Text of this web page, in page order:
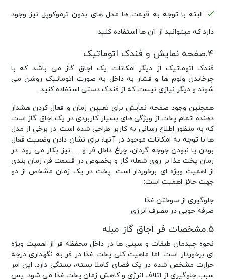
البته با توجه به قیمت ها مدل های بدون ترموکوپل نیز وجود
دارد که میتوانید از آن ها استفاده کنید.
۴.صفحه نمایش و فندک اتوماتیک
فندک اتوماتیک از دیگر امکانات یک اجاق گاز می باشد که با
چرخاندن ولوم ها و فشار به داخل به صورت اتوماتیک روشن می
شوند و دیگر نیازی نیست که از فندک دستی استفاده کنید.
همچنین وجود صفحه نمایش برای تعیین زمان و فعال کردن هشدار
دهنده اتمام پخت از ویژگی های بسیار کاربردی در یک اجاق گاز است
که به منظور اطلاع رسانی به کاربر طراحی شده است. در برخی از مدل
ها با توجه به امکانات موجود در آنها، برای نشان دادن وضعیت فعال
بودن یا نبودن جوجه گردان، چراغ داخل فر و … نیز بکار می رود. در
زمان پخت غذا بر روی شعله گاز و بخصوص در قسمت فر، زمان بندی
از اهمیت ویژه ای برخوردار است. پخت در یک زمان مشخص از دو
جهت حائز اهمیت است:
جلوگیری از سوختن غذا
صرفه جویی در مصرف انرژی
۵.مشخصات فر اجاق گاز مبله
نحوه چیدمان طبقات و سینی ها در داخل محفظه فر از اهمیت ویژه
ای برخوردار است. اما ماهیت کلی پخت غذا در فر به نگهداری درجه
حرارت مشخص شده در یک فضای کاملا بسته، بستگی دارد. این امر
سبب جلوگیری از اتلاف انرژی و کاهش زمان پخت غذا می شود. پس